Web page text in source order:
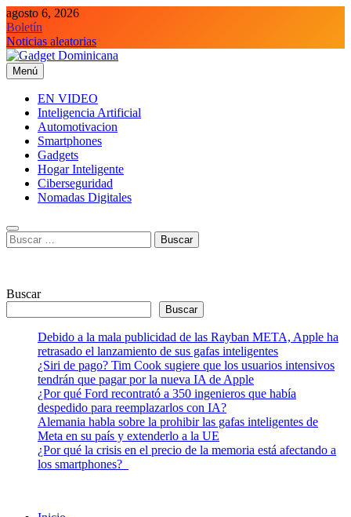
Saltar
al
contenido
agosto 6, 2026
Boletín
Noticias aleatorias
Gadget Dominicana
Gadgets y Tecnología de consumo
Menú
EN VIDEO
Inteligencia Artificial
Automotivacion
Smartphones
Gadgets
Hogar Inteligente
Ciberseguridad
Nomadas Digitales
Buscar:
Buscar
Buscar
Debido a la mala publicidad de las Rayban META, Apple ha
retrasado el lanzamiento de sus gafas inteligentes
¿Siri de pago? Tim Cook sugiere que los usuarios intensivos
tendrán que pagar por la nueva IA de Apple
¿Por qué Ford recontrató a 350 ingenieros que había
despedido para reemplazarlos con IA?
Alemania habla sobre la prohibir las gafas inteligentes de
Meta en su país y extenderlo a la UE
¿Por qué la crisis en el precio de la memoria está afectando a
los smartphones?